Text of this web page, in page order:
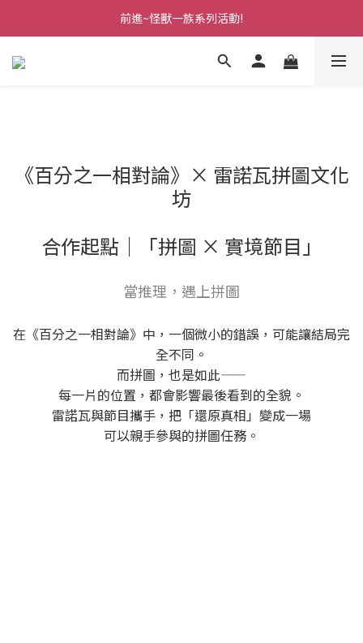
前進~怪獸一族系列活動!
前進~怪獸一族系列活動!
分享美好時光 ∣ APP好友推薦
《百分之一相對論》× 雷諾瓦拼圖文化
坊
合作起點｜「拼圖 × 實境節目」
當推理，遇上拼圖
在《百分之一相對論》中，一個微小的錯誤，可能讓結局完
全不同。
而拼圖，也是如此——
每一片的位置，都會影響最後看到的全貌。
雷諾瓦與節目攜手，把「還原真相」變成一場
可以親手參與的拼圖任務。